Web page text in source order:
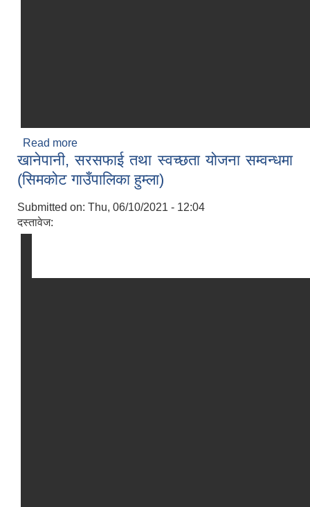
Read more
सम्मको पुर्ण सरसफाइ प्रबर्धनको लागि स्थानीय तहको कार्य
योजना l
खानेपानी, सरसफाई तथा स्वच्छता योजना सम्वन्धमा
(सिमकोट गाउँपालिका हुम्ला)
Submitted on: Thu, 06/10/2021 - 12:04
दस्तावेज: